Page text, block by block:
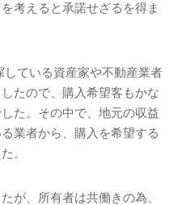
考えると承諾せざるを得ま
ている資産家や不動産業者
たので、購入希望客もかな
た。その中で、地元の収益
業者から、購入を希望する
。
が、所有者は共働きの為、